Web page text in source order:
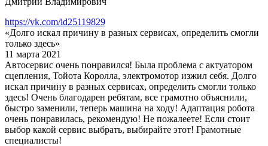
https://vk.com/id25119829
«Долго искал причину в разных сервисах, определить смогли
только здесь»
11 марта 2021
Автосервис очень понравился! Была проблема с актуатором
сцепления, Тойота Королла, электромотор изжил себя. Долго
искал причину в разных сервисах, определить смогли только
здесь! Очень благодарен ребятам, все грамотно объяснили,
быстро заменили, теперь машина на ходу! Адаптация робота
очень понравилась, рекомендую! Не пожалеете! Если стоит
выбор какой сервис выбрать, выбирайте этот! Грамотные
специалисты!